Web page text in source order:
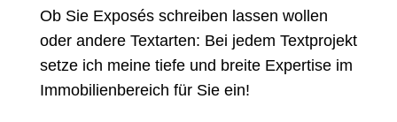
Ob Sie Exposés schreiben lassen wollen
oder andere Textarten: Bei jedem Textprojekt
setze ich meine tiefe und breite Expertise im
Immobilienbereich für Sie ein!